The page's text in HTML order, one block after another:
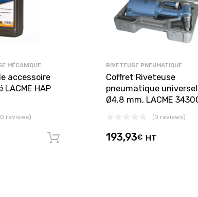
MÉCANIQUE
accessoire
LACME HAP
reviews)
Ajouter au panier
RIVETEUSE PNEUMATIQUE
Coffret Riveteuse
pneumatique
Ø4.8 mm, LACME
(0 reviews)
193,93€ HT